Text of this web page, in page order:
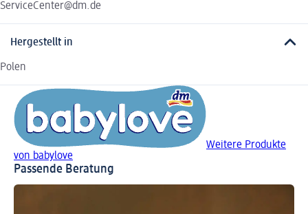
ServiceCenter@dm.de
Hergestellt in
Polen
Weitere Produkte
von babylove
Passende Beratung